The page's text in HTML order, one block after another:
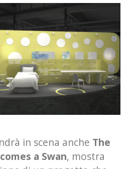
in scena anche The
a Swan, mostra